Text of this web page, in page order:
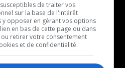
- Décompte franco
- Joué récemment
BALADOS
de traiter vos
sur la base de l'intérêt
y opposer en gérant vos options
en bas de cette page ou dans
retirer votre consentement
et de confidentialité.